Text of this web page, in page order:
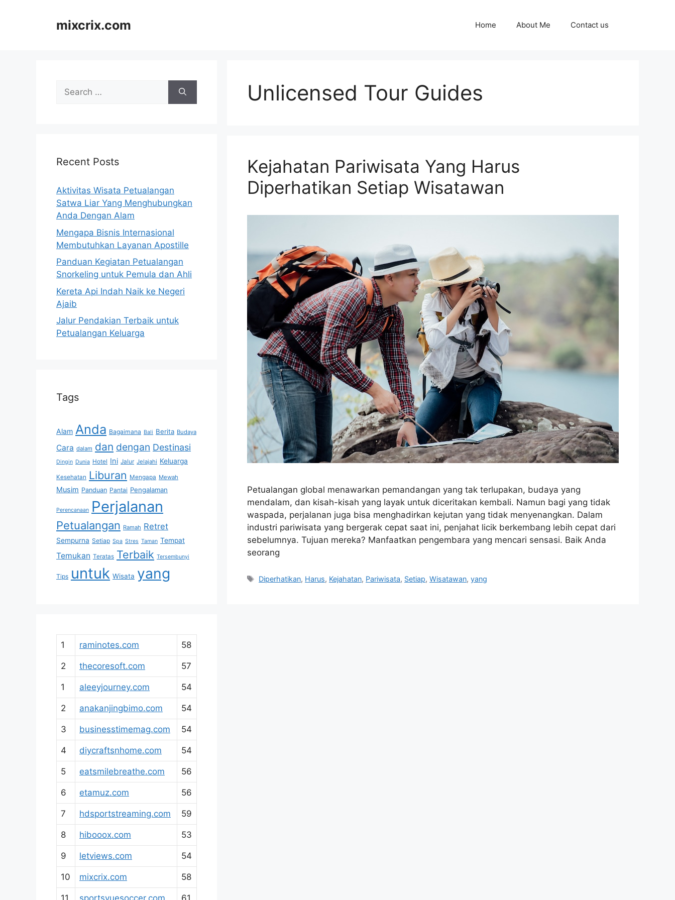
mixcrix.com Home About Me Contact us
Unlicensed Tour Guides
Kejahatan Pariwisata Yang Harus
Diperhatikan Setiap Wisatawan
Petualangan global menawarkan pemandangan yang tak terlupakan, budaya yang
mendalam, dan kisah-kisah yang layak untuk diceritakan kembali. Namun bagi yang tidak
waspada, perjalanan juga bisa menghadirkan kejutan yang tidak menyenangkan. Dalam
industri pariwisata yang bergerak cepat saat ini, penjahat licik berkembang lebih cepat dari
sebelumnya. Tujuan mereka? Manfaatkan pengembara yang mencari sensasi. Baik Anda
seorang
Tags
Diperhatikan, Harus, Kejahatan, Pariwisata, Setiap,Wisatawan,yang
Search
for:
Recent Posts
Aktivitas Wisata Petualangan
Satwa Liar Yang Menghubungkan
Anda Dengan Alam
Mengapa Bisnis Internasional
Membutuhkan Layanan Apostille
Panduan Kegiatan Petualangan
Snorkeling untuk Pemula dan Ahli
Kereta Api Indah Naik ke Negeri
Ajaib
Jalur Pendakian Terbaik untuk
Petualangan Keluarga
Tags
Alam Anda Bagaimana Bali Berita Budaya
Cara dalam dan dengan Destinasi
Dingin Dunia Hotel Ini Jalur Jelajahi Keluarga
Kesehatan Liburan Mengapa Mewah
Musim Panduan Pantai Pengalaman
Perencanaan Perjalanan
Petualangan Ramah Retret
Sempurna Setiap Spa Stres Taman Tempat
Temukan Teratas Terbaik Tersembunyi
Tips untuk Wisata yang
1 raminotes.com 58
2 thecoresoft.com 57
1 aleeyjourney.com 54
2 anakanjingbimo.com 54
3 businesstimemag.com 54
4 diycraftsnhome.com 54
5 eatsmilebreathe.com 56
6 etamuz.com 56
7 hdsportstreaming.com 59
8 hibooox.com 53
9 letviews.com 54
10 mixcrix.com 58
11 sportsvuesoccer.com 61